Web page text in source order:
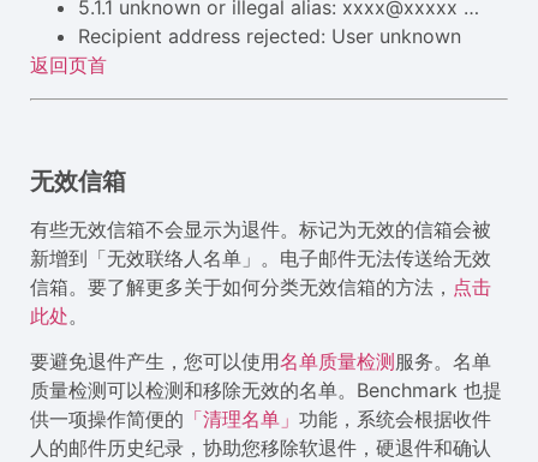
5.1.1 unknown or illegal alias: xxxx@xxxxx …
Recipient address rejected: User unknown
返回页首
无效信箱
有些无效信箱不会显示为退件。标记为无效的信箱会被
新增到「无效联络人名单」。电子邮件无法传送给无效
信箱。要了解更多关于如何分类无效信箱的方法， 点击
此处。
要避免退件产生，您可以使用名单质量检测 服务。名单
质量检测可以检测和移除无效的名单。Benchmark 也提
供一项操作简便的 「清理名单」 功能，系统会根据收件
人的邮件历史纪录，协助您移除软退件，硬退件和确认